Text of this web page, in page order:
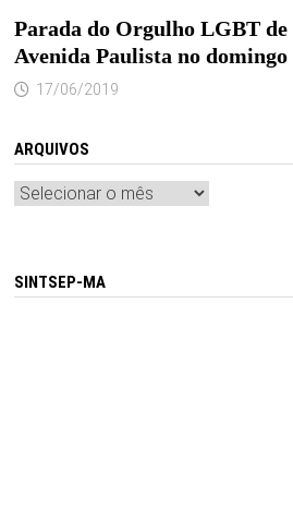
Parada do Orgulho LGBT de
Avenida Paulista no domingo
17/06/2019
ARQUIVOS
Arquivos
SINTSEP-MA